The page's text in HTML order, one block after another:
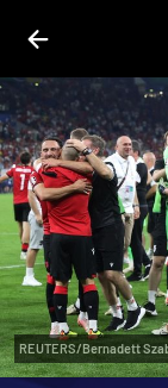
REUTERS/Bernadett